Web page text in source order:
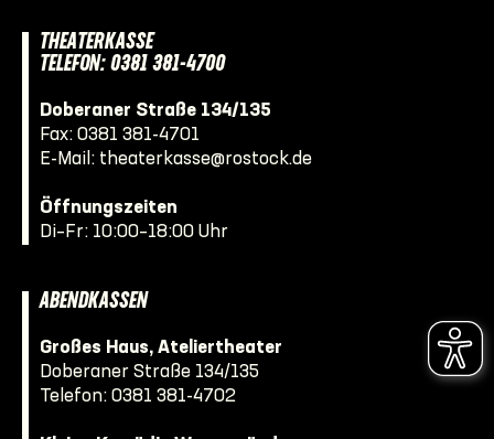
THEATERKASSE
TELEFON: 0381 381-4700
Doberaner Straße 134/135
Fax: 0381 381-4701
E-Mail: theaterkasse@rostock.de
Öffnungszeiten
Di–Fr: 10:00–18:00 Uhr
ABENDKASSEN
Großes Haus, Ateliertheater
Doberaner Straße 134/135
Telefon: 0381 381-4702